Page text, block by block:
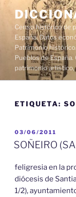
contenido
Censo histórico de
España. Datos
Patrimonio
Pueblos de
patrimonio artístico,
ETIQUETA:
PUBLICADO
EL
03/06/2011
SOÑEIRO
feligresia en la
diócesis de
1/2),